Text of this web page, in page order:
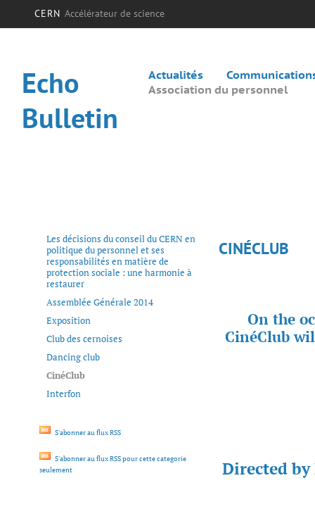
CERN Accélérateur de science
Echo
Bulletin
Actualités
Association du personnel
Les décisions du conseil du CERN en
politique du personnel et ses
responsabilités en matière de
protection sociale : une harmonie à
restaurer
Assemblée Générale 2014
Exposition
Club des cernoises
Dancing club
CinéClub
Interfon
S'abonner au flux RSS
S'abonner au flux RSS pour cette categorie
seulement
CINÉCLUB
On the
CinéClub
Directed